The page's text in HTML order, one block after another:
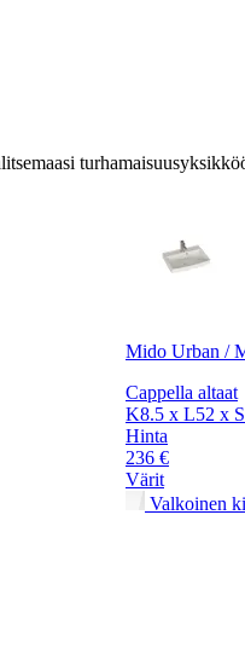
Mido Urban /
Cappella altaat
K8.5 x L52 x
Hinta
236 €
Värit
Valkoinen